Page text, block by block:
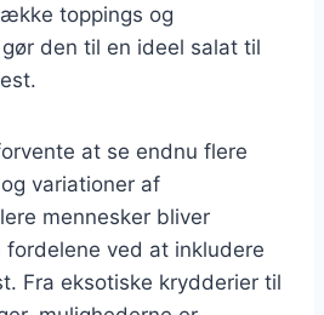
toppings og
den til en ideel salat til
at se endnu flere
variationer af
mennesker bliver
ved at inkludere
Fra eksotiske krydderier til